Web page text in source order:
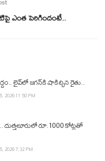
ఎంత పెరిగిందంటే..
లైవ్‌లో జగన్‌కి షాకిచ్చిన రైతు..
2026 11:50 PM
రూ.1000 కోట్లతో
2026 7:32 PM